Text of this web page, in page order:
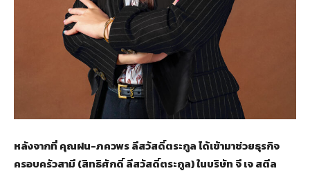
หลังจากที่ คุณฝน-ภควพร ลีสวัสดิ์ตระกูล ได้เข้ามาช่วยธุรกิจ
ครอบครัวสามี (สิทธิศักดิ์ ลีสวัสดิ์ตระกูล) ในบริษัท จี เจ สตีล